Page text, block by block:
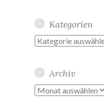
Kategorien
Kategorien
Archiv
Archiv